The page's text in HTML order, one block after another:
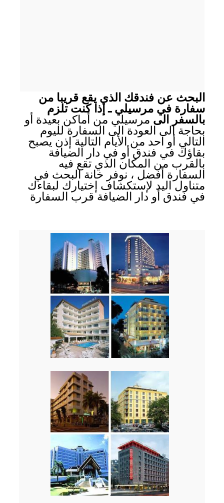
البحث عن فندقك الذي يقع قريبا من
سفارة في مرسيلي ـ إذا كنت تلزم
بالسفر الى مرسيلي من أماكن بعيدة أو
بحاجة الى العودة الى السفارة لليوم
التالي أو احد من الأيام التالية إذن يصبح
بقاؤك في فندق أو في دار الضيافة
بالقرب من المكان الذي تقع فيه
السفارة أفضل ، نوفر خانة البحث في
متناول اليد لإستكشاف إختيارك لبقاءك
في فندق أو دار الضيافة قرب السفارة